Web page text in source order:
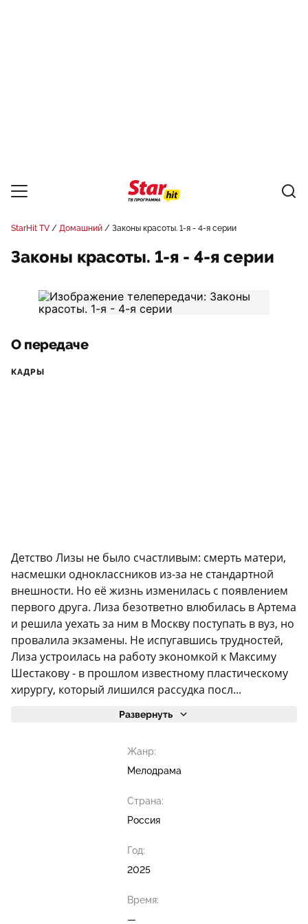
StarHit TV Домашний Законы красоты. 1-я - 4-я серии
Законы красоты. 1-я - 4-я серии
О передаче
КАДРЫ
Детство Лизы не было счастливым: смерть матери,
насмешки одноклассников из-за не стандартной
внешности. Но её жизнь изменилась с появлением
первого друга. Лиза безответно влюбилась в Артема
и решила уехать за ним в Москву поступать в вуз, но
провалила экзамены. Не испугавшись трудностей,
Лиза устроилась на работу экономкой к Максиму
Шестакову - в прошлом известному пластическому
хирургу, который лишился рассудка посл...
Развернуть
Жанр:
Мелодрама
Страна:
Россия
Год:
2025
Время:
—